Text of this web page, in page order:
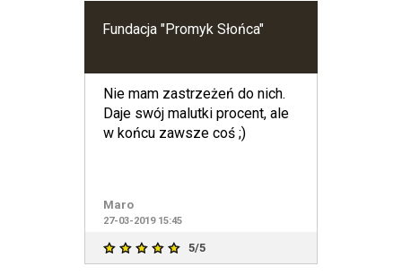
Fundacja "Promyk Słońca"
Nie mam zastrzeżeń do nich.
Daje swój malutki procent, ale
w końcu zawsze coś ;)
Maro
27-03-2019 15:45
5/5